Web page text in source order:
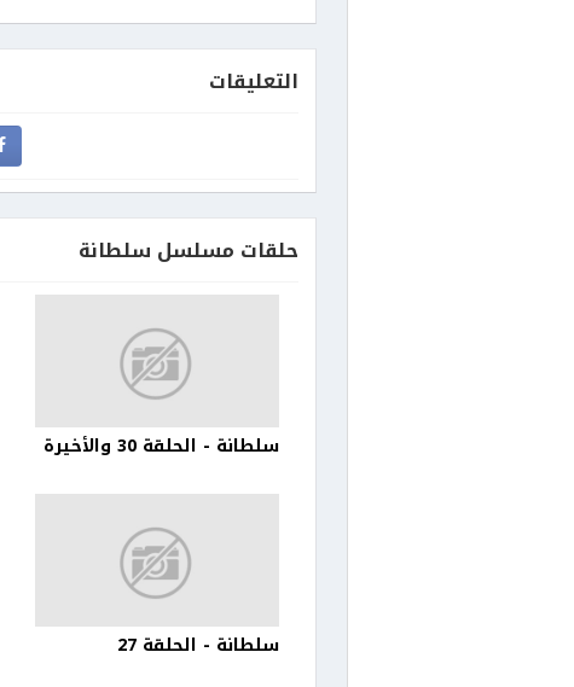
التعليقات
حلقات مسلسل سلطانة
سلطانة - الحلقة 30 والأخيرة
سلطانة - الحلقة 27